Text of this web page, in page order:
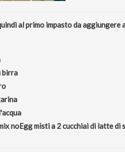
al primo impasto da aggiungere
birra
noEgg misti a 2 cucchiai di latte di